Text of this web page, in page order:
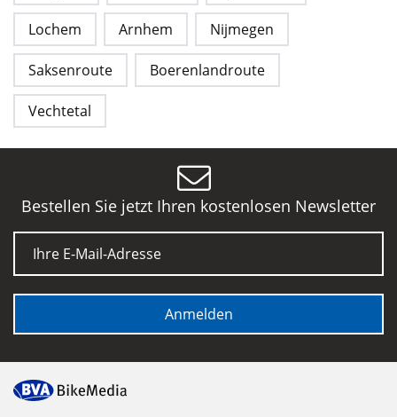
Lochem Arnhem Nijmegen
Saksenroute Boerenlandroute
Vechtetal
Bestellen Sie jetzt Ihren kostenlosen Newsletter
E-Mail
Anmelden